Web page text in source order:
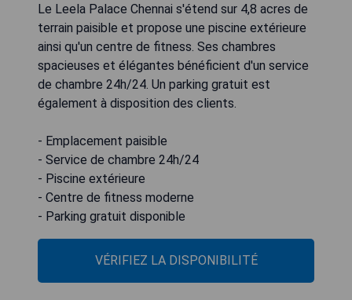
Le Leela Palace Chennai s'étend sur 4,8 acres de
terrain paisible et propose une piscine extérieure
ainsi qu'un centre de fitness. Ses chambres
spacieuses et élégantes bénéficient d'un service
de chambre 24h/24. Un parking gratuit est
également à disposition des clients.
- Emplacement paisible
- Service de chambre 24h/24
- Piscine extérieure
- Centre de fitness moderne
- Parking gratuit disponible
VÉRIFIEZ LA DISPONIBILITÉ